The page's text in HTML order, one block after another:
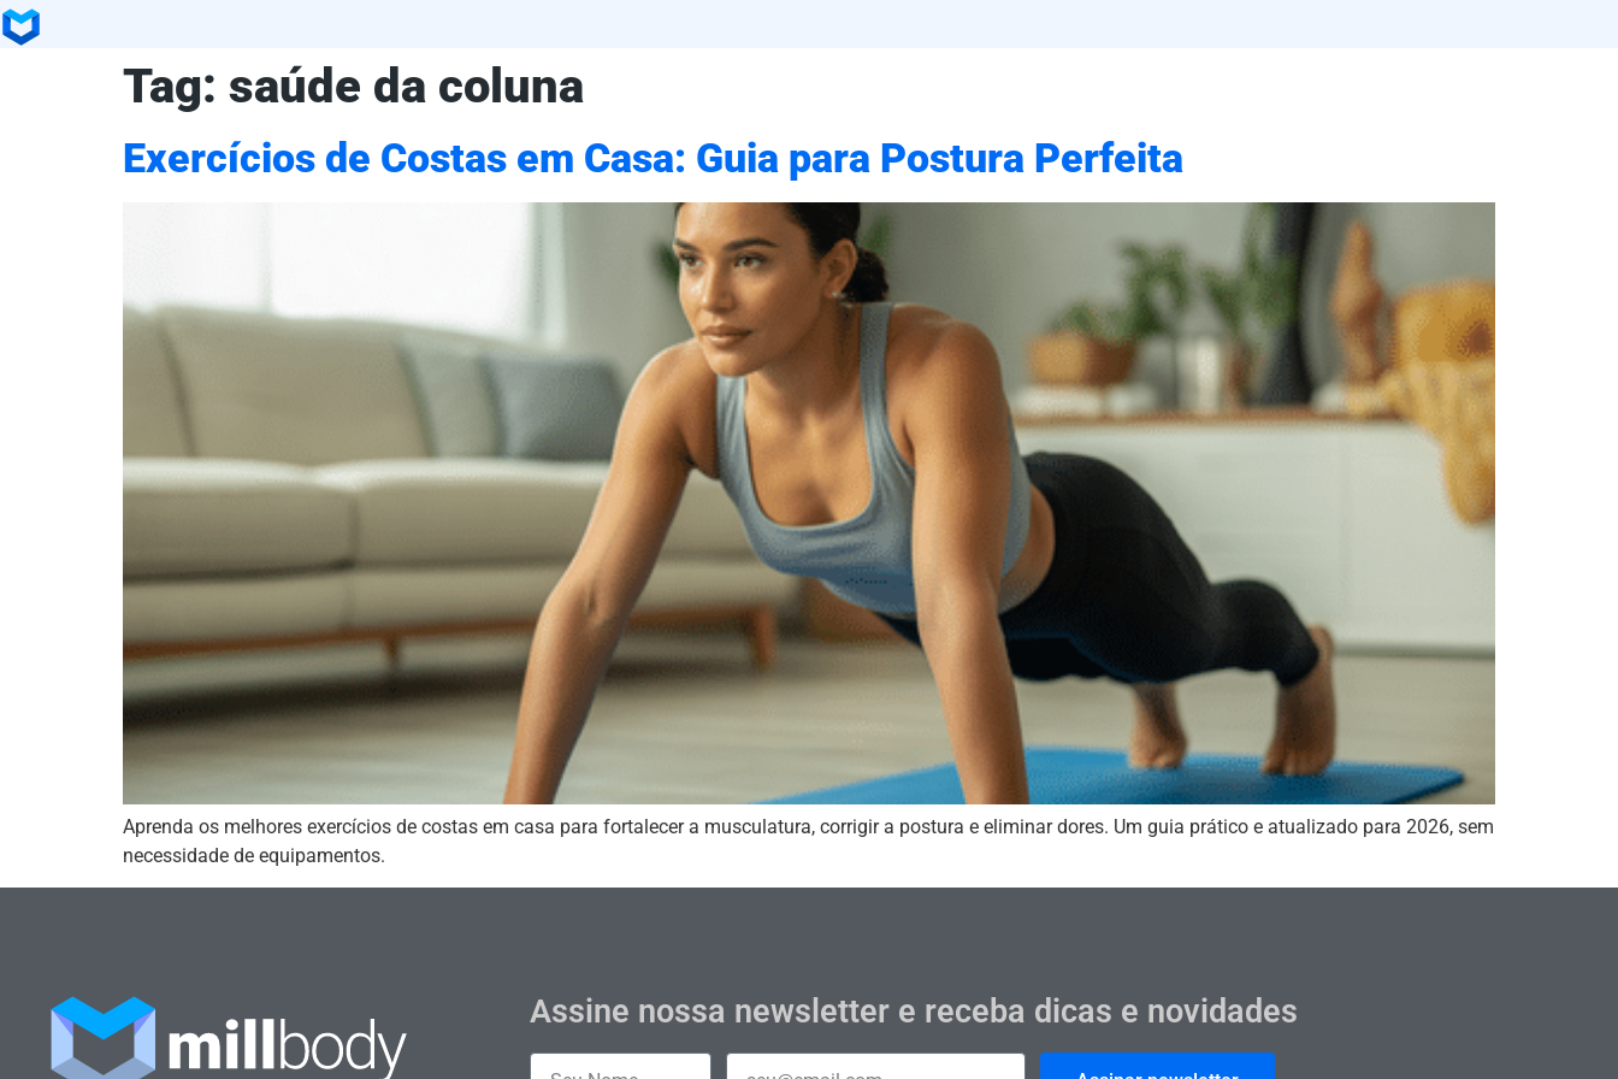
Tag: saúde da coluna
Exercícios de Costas em Casa: Guia para Postura Perfeita
Aprenda os melhores exercícios de costas em casa para fortalecer a musculatura, corrigir a postura e eliminar dores. Um guia prático e atualizado para 2026, sem
necessidade de equipamentos.
Assine nossa newsletter e receba dicas e novidades